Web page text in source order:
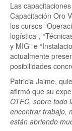
Las
Capacitación Oro
los cursos
logística”,
y MIG” e
actualmente
posibilidades
Patricia Jaime,
afirmó que su
OTEC, sobre todo
encontrar trabajo,
están abriendo